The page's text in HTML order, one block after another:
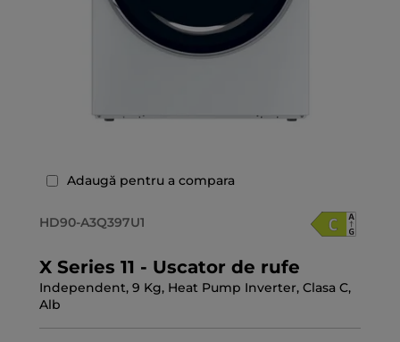
Adaugă pentru a compara
HD90-A3Q397U1
X Series 11 - Uscator de rufe
Independent, 9 Kg, Heat Pump Inverter, Clasa C,
Alb